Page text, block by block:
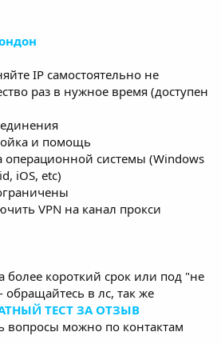
IP самостоятельно не
раз в нужное время (доступен
и помощь
операционной системы (Windows
iOS, etc)
VPN на канал прокси
более короткий срок или под "не
обращайтесь в лс, так же
ТЕСТ ЗА ОТЗЫВ
вопросы можно по контактам